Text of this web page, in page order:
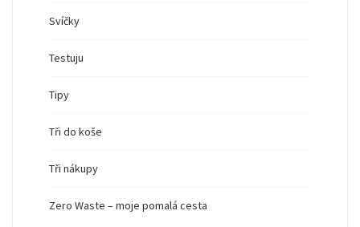
Svíčky
Testuju
Tipy
Tři do koše
Tři nákupy
Zero Waste – moje pomalá cesta